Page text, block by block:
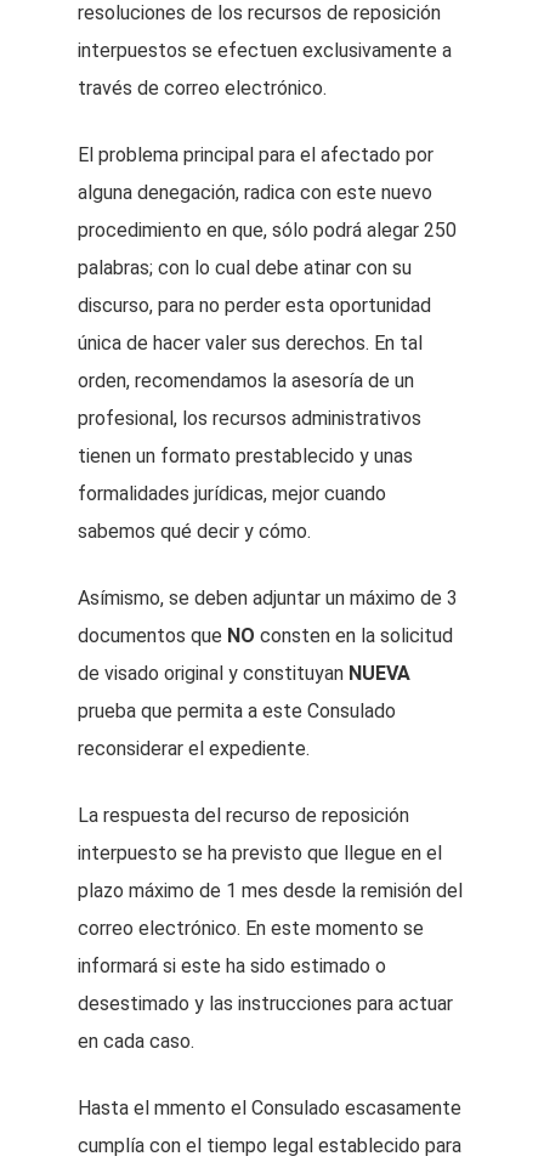
resoluciones de los recursos de reposición
interpuestos se efectuen exclusivamente a
través de correo electrónico.
El problema principal para el afectado por
alguna denegación, radica con este nuevo
procedimiento en que, sólo podrá alegar 250
palabras; con lo cual debe atinar con su
discurso, para no perder esta oportunidad
única de hacer valer sus derechos. En tal
orden, recomendamos la asesoría de un
profesional, los recursos administrativos
tienen un formato prestablecido y unas
formalidades jurídicas, mejor cuando
sabemos qué decir y cómo.
Asímismo, se deben adjuntar un máximo de 3
documentos que NO consten en la solicitud
de visado original y constituyan NUEVA
prueba que permita a este Consulado
reconsiderar el expediente.
La respuesta del recurso de reposición
interpuesto se ha previsto que llegue en el
plazo máximo de 1 mes desde la remisión del
correo electrónico. En este momento se
informará si este ha sido estimado o
desestimado y las instrucciones para actuar
en cada caso.
Hasta el mmento el Consulado escasamente
cumplía con el tiempo legal establecido para